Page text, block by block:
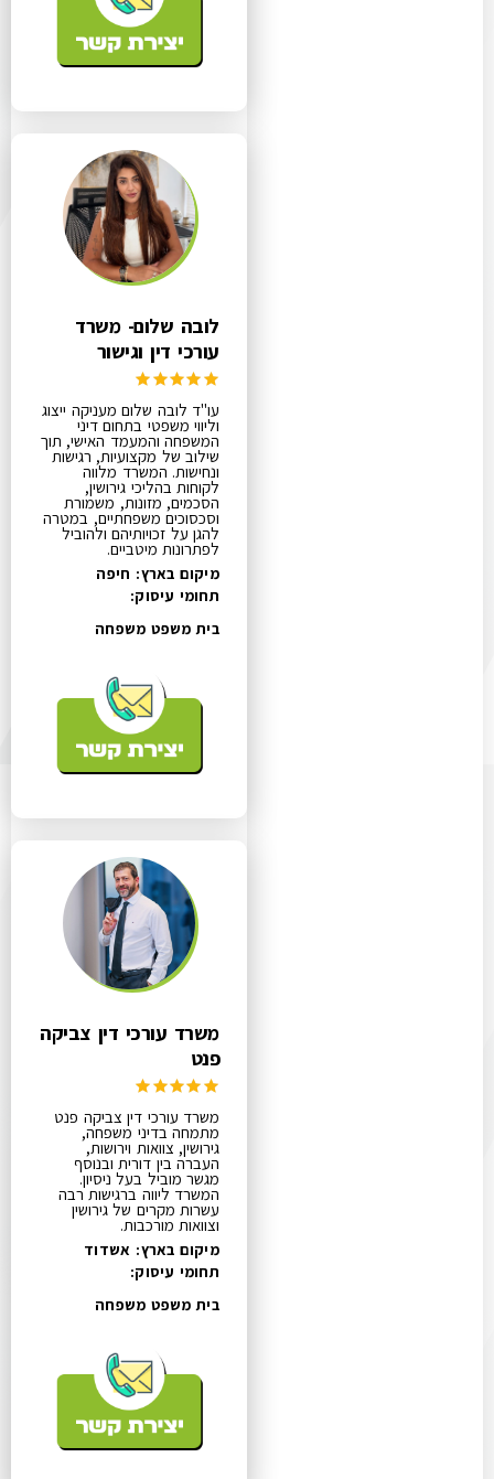
לובה שלום- משרד
עורכי דין וגישור
עו"ד לובה שלום מעניקה ייצוג
וליווי משפטי בתחום דיני
המשפחה והמעמד האישי, תוך
שילוב של מקצועיות, רגישות
ונחישות. המשרד מלווה
לקוחות בהליכי גירושין,
הסכמים, מזונות, משמורת
וסכסוכים משפחתיים, במטרה
להגן על זכויותיהם ולהוביל
לפתרונות מיטביים.
מיקום בארץ: חיפה
תחומי עיסוק:
בית משפט משפחה
משרד עורכי דין צביקה
פנט
משרד עורכי דין צביקה פנט
מתמחה בדיני משפחה,
גירושין, צוואות וירושות,
העברה בין דורית ובנוסף
מגשר מוביל בעל ניסיון.
המשרד ליווה ברגישות רבה
עשרות מקרים של גירושין
וצוואות מורכבות.
מיקום בארץ: אשדוד
תחומי עיסוק:
בית משפט משפחה